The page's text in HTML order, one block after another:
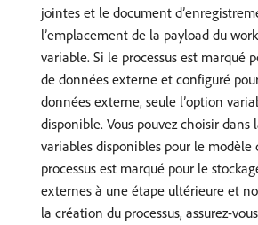
jointes et le document
l’emplacement de la payload du
variable. Si le processus est marqué
de données externe et configuré
données externe, seule l’option
disponible. Vous pouvez choisir dans
variables disponibles pour le modèle
processus est marqué pour le
externes à une étape ultérieure et
la création du processus, assurez-